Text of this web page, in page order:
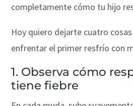
completamente cómo tu hijo
Hoy quiero dejarte cuatro
enfrentar el primer resfrío con
1. Observa cómo
tiene fiebre